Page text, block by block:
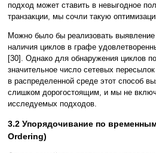
подход может ставить в невыгодное
транзакции, мы сочли такую
Можно было бы реализовать выявление
наличия циклов в графе
[30]. Однако для обнаружения циклов
значительное число сетевых
в распределенной среде этот способ
слишком дорогостоящим, и мы не
исследуемых подходов.
3.2 Упорядочивание по
Ordering)